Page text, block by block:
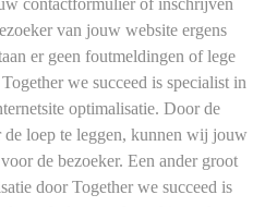
contactformulier of inschrijven
van jouw website ergens
er geen foutmeldingen of lege
we succeed is specialist in
optimalisatie. Door de
loep te leggen, kunnen wij jouw
de bezoeker. Een ander groot
door Together we succeed is